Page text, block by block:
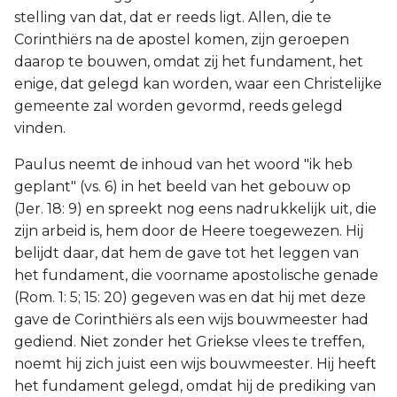
stelling van dat, dat er reeds ligt. Allen, die te
Corinthiërs na de apostel komen, zijn geroepen
daarop te bouwen, omdat zij het fundament, het
enige, dat gelegd kan worden, waar een Christelijke
gemeente zal worden gevormd, reeds gelegd
vinden.
Paulus neemt de inhoud van het woord "ik heb
geplant" (vs. 6) in het beeld van het gebouw op
(Jer. 18: 9) en spreekt nog eens nadrukkelijk uit, die
zijn arbeid is, hem door de Heere toegewezen. Hij
belijdt daar, dat hem de gave tot het leggen van
het fundament, die voorname apostolische genade
(Rom. 1: 5; 15: 20) gegeven was en dat hij met deze
gave de Corinthiërs als een wijs bouwmeester had
gediend. Niet zonder het Griekse vlees te treffen,
noemt hij zich juist een wijs bouwmeester. Hij heeft
het fundament gelegd, omdat hij de prediking van